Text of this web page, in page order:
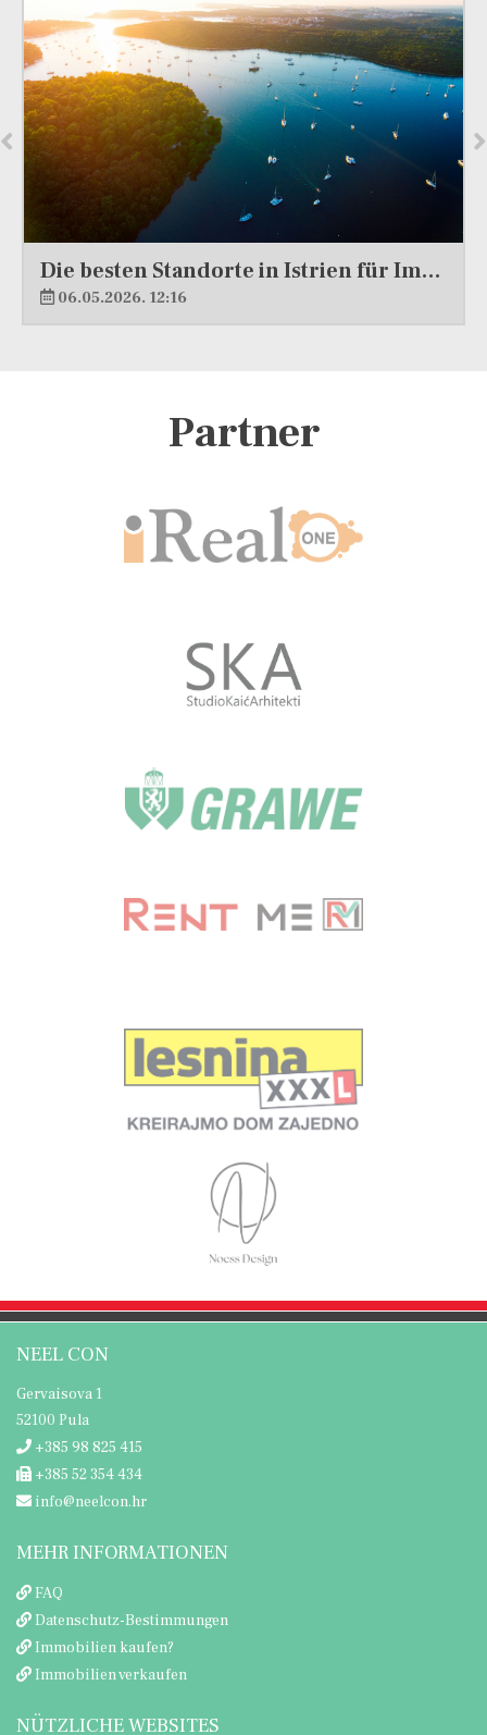
Die besten Standorte in Istrien für Immobilieninvestitionen
06.05.2026. 12:16
Partner
NEEL CON
Gervaisova 1
52100 Pula
+385 98 825 415
+385 52 354 434
info@neelcon.hr
MEHR INFORMATIONEN
FAQ
Datenschutz-Bestimmungen
Immobilien kaufen?
Immobilien verkaufen
NÜTZLICHE WEBSITES